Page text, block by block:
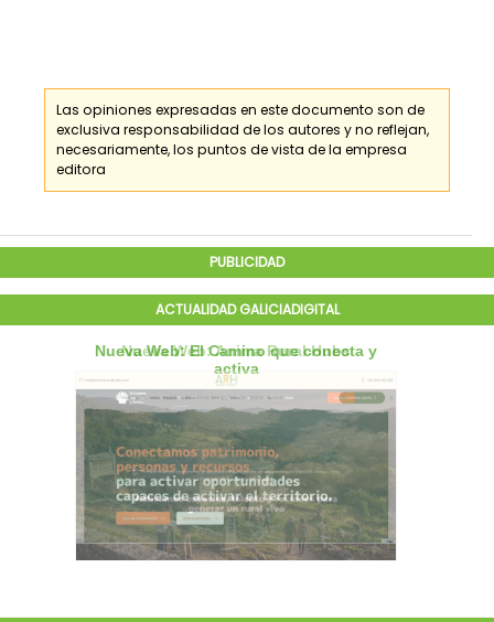
Las opiniones expresadas en este documento son de
exclusiva responsabilidad de los autores y no reflejan,
necesariamente, los puntos de vista de la empresa
editora
PUBLICIDAD
ACTUALIDAD GALICIADIGITAL